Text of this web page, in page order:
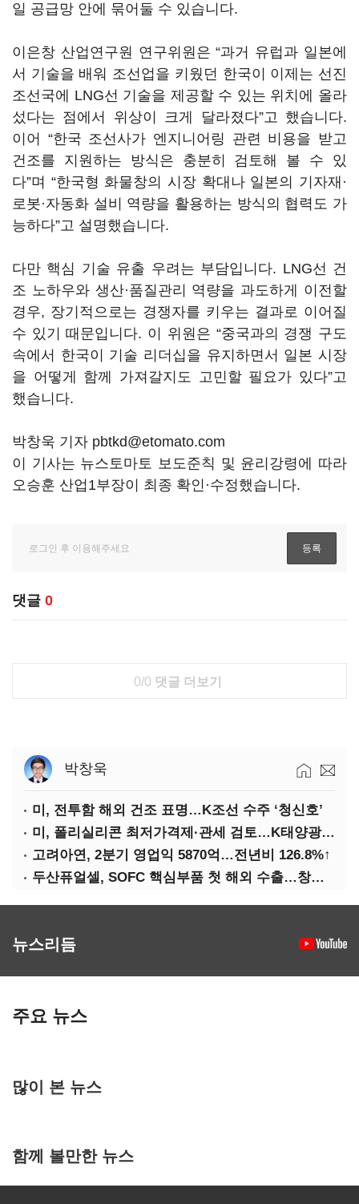
일 공급망 안에 묶어둘 수 있습니다.
이은창 산업연구원 연구위원은 “과거 유럽과 일본에
서 기술을 배워 조선업을 키웠던 한국이 이제는 선진
조선국에 LNG선 기술을 제공할 수 있는 위치에 올라
섰다는 점에서 위상이 크게 달라졌다”고 했습니다.
이어 “한국 조선사가 엔지니어링 관련 비용을 받고
건조를 지원하는 방식은 충분히 검토해 볼 수 있
다”며 “한국형 화물창의 시장 확대나 일본의 기자재·
로봇·자동화 설비 역량을 활용하는 방식의 협력도 가
능하다”고 설명했습니다.
다만 핵심 기술 유출 우려는 부담입니다. LNG선 건
조 노하우와 생산·품질관리 역량을 과도하게 이전할
경우, 장기적으로는 경쟁자를 키우는 결과로 이어질
수 있기 때문입니다. 이 위원은 “중국과의 경쟁 구도
속에서 한국이 기술 리더십을 유지하면서 일본 시장
을 어떻게 함께 가져갈지도 고민할 필요가 있다”고
했습니다.
박창욱 기자 pbtkd@etomato.com
이 기사는 뉴스토마토 보도준칙 및 윤리강령에 따라
오승훈 산업1부장이 최종 확인·수정했습니다.
댓글 0
0/0 댓글 더보기
박창욱
미, 전투함 해외 건조 표명…K조선 수주 ‘청신호’
미, 폴리실리콘 최저가격제·관세 검토…K태양광 입지 확대 기대
고려아연, 2분기 영업익 5870억…전년비 126.8%↑
두산퓨얼셀, SOFC 핵심부품 첫 해외 수출…창사 이래 최대 규모
뉴스리듬
주요 뉴스
많이 본 뉴스
함께 볼만한 뉴스